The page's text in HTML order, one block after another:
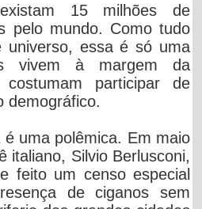
15 milhões de
pelo mundo. Como tudo
universo, essa é só uma
vivem à margem da
participar de
demográfico.
uma polêmica. Em maio
italiano, Silvio Berlusconi,
feito um censo especial
de ciganos sem